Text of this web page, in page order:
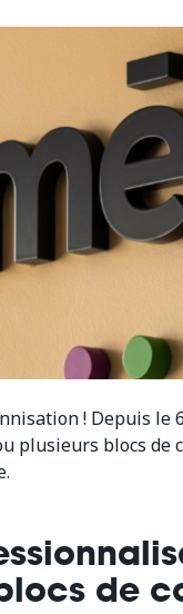
! Depuis
plusieurs blocs
de